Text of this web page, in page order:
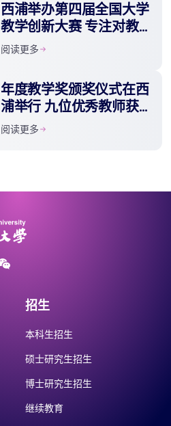
西浦举办第四届全国大学
教学创新大赛 专注对教
育创新的持续影响
阅读更多
年度教学奖颁奖仪式在西
浦举行 九位优秀教师获
表彰
阅读更多
招生
本科生招生
硕士研究生招生
博士研究生招生
继续教育